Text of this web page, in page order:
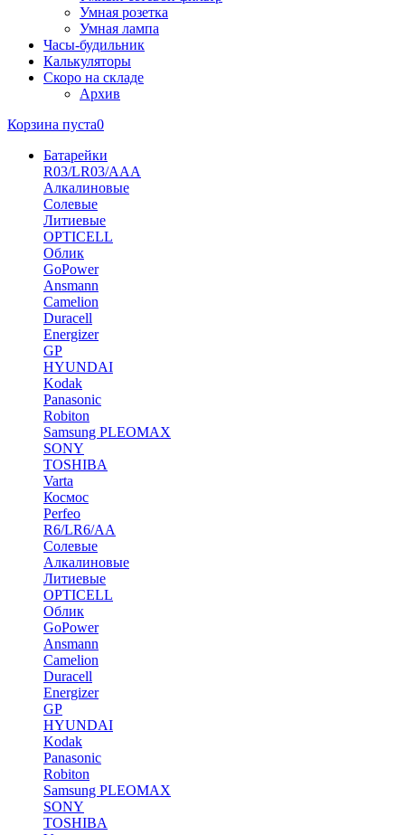
Умная розетка
Умная лампа
Часы-будильник
Калькуляторы
Скоро на складе
Архив
Корзина пуста0
Батарейки
R03/LR03/AAA
Алкалиновые
Солевые
Литиевые
OPTICELL
Облик
GoPower
Ansmann
Camelion
Duracell
Energizer
GP
HYUNDAI
Kodak
Panasonic
Robiton
Samsung PLEOMAX
SONY
TOSHIBA
Varta
Космос
Perfeo
R6/LR6/AA
Солевые
Алкалиновые
Литиевые
OPTICELL
Облик
GoPower
Ansmann
Camelion
Duracell
Energizer
GP
HYUNDAI
Kodak
Panasonic
Robiton
Samsung PLEOMAX
SONY
TOSHIBA